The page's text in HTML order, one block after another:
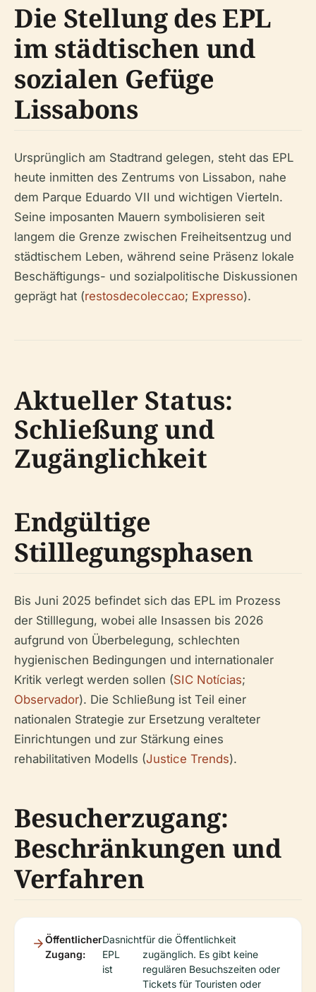
Die Stellung des EPL
im städtischen und
sozialen Gefüge
Lissabons
Ursprünglich am Stadtrand gelegen, steht das EPL
heute inmitten des Zentrums von Lissabon, nahe
dem Parque Eduardo VII und wichtigen Vierteln.
Seine imposanten Mauern symbolisieren seit
langem die Grenze zwischen Freiheitsentzug und
städtischem Leben, während seine Präsenz lokale
Beschäftigungs- und sozialpolitische Diskussionen
geprägt hat (restosdecoleccao; Expresso).
Aktueller Status:
Schließung und
Zugänglichkeit
Endgültige
Stilllegungsphasen
Bis Juni 2025 befindet sich das EPL im Prozess
der Stilllegung, wobei alle Insassen bis 2026
aufgrund von Überbelegung, schlechten
hygienischen Bedingungen und internationaler
Kritik verlegt werden sollen (SIC Notícias;
Observador). Die Schließung ist Teil einer
nationalen Strategie zur Ersetzung veralteter
Einrichtungen und zur Stärkung eines
rehabilitativen Modells (Justice Trends).
Besucherzugang:
Beschränkungen und
Verfahren
Öffentlicher
Zugang:
Das
EPL
ist
nichtfür die Öffentlichkeit
zugänglich. Es gibt keine
regulären Besuchszeiten oder
Tickets für Touristen oder